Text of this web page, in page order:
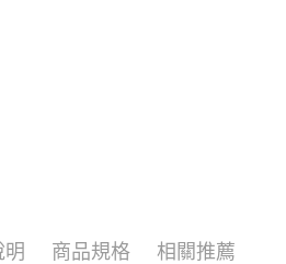
明 商品規格 相關推薦